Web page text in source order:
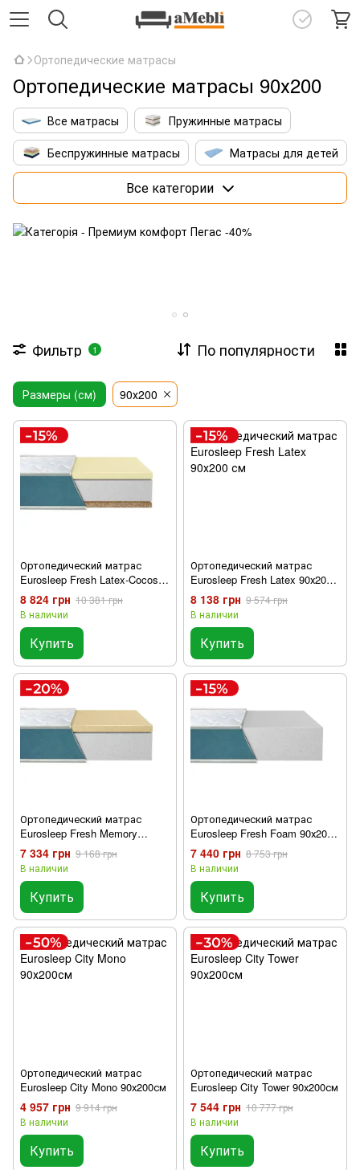
Ортопедические матрасы
Ортопедические матрасы 90х200
Все матрасы
Пружинные матрасы
Беспружинные матрасы
Матрасы для детей
Матрасы 160х200 см
Премиум матрасы
Все категории
Фильтр 1 По популярности
Размеры (см) 90х200
Ортопедический матрас
Eurosleep Fresh Latex-Cocos
90х200 см
8 824 грн 10 381 грн
В наличии
Купить
Ортопедический матрас
Eurosleep Fresh Latex 90х200
см
8 138 грн 9 574 грн
В наличии
Купить
Ортопедический матрас
Eurosleep Fresh Memory
90х200 см
7 334 грн 9 168 грн
В наличии
Купить
Ортопедический матрас
Eurosleep Fresh Foam 90х200
см
7 440 грн 8 753 грн
В наличии
Купить
Ортопедический матрас
Eurosleep City Mono 90х200см
4 957 грн 9 914 грн
В наличии
Купить
Ортопедический матрас
Eurosleep City Tower 90х200см
7 544 грн 10 777 грн
В наличии
Купить